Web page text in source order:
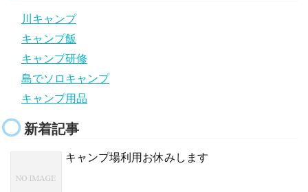
川キャンプ
キャンプ飯
キャンプ研修
島でソロキャンプ
キャンプ用品
新着記事
キャンプ場利用お休みします